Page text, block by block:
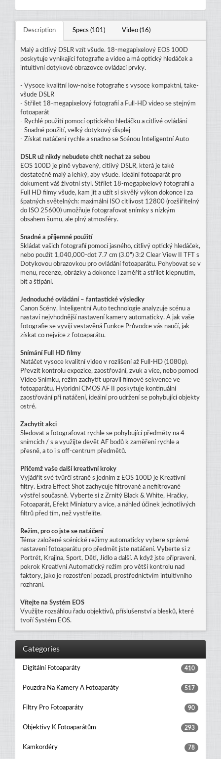
Description Specs (101) Video (16)
Malý a citlivý DSLR vzít všude. 18-megapixelový EOS 100D
poskytuje vynikající fotografie a video a má optický hledáček a
intuitivní dotykové obrazovce ovládací prvky.
- Vysoce kvalitní low-noise fotografie s vysoce kompaktní, take-
všude DSLR
- Střílet 18-megapixelový fotografií a Full-HD video se stejným
fotoaparát
- Rychlé použití pomocí optického hledáčku a citlivé ovládání
- Snadné použití, velký dotykový displej
- Získat natáčení rychle a snadno se Scénou Inteligentní Auto
DSLR už nikdy nebudete chtít nechat za sebou
EOS 100D je plně vybavený, citlivý DSLR, která je také
dostatečně malý a lehký, aby všude. Ideální fotoaparát pro
dokument váš životní styl. Střílet 18-megapixelový fotografií a
Full HD filmy všude, kam jít a užít si skvělý výkon dokonce i za
špatných světelných: maximální ISO citlivost 12800 (rozšiřitelný
do ISO 25600) umožňuje fotografovat snímky s nízkým
obsahem šumu, ale plný atmosféry.
Snadné a příjemné použití
Skládat vašich fotografií pomocí jasného, citlivý optický hledáček,
nebo použít 1,040,000-dot 7.7 cm (3.0") 3:2 Clear View II TFT s
Dotykovou obrazovkou pro ovládání fotoaparátu. Pohybovat se v
menu, recenze, obrázky a dokonce i zaměřit a střílet klepnutím,
bít a štípání.
Jednoduché ovládání – fantastické výsledky
Canon Scény, Inteligentní Auto technologie analyzuje scénu a
nastaví nejvhodnější nastavení kamery automaticky. A jak vaše
fotografie se vyvíjí vestavěná Funkce Průvodce vás naučí, jak
získat co nejvíce z fotoaparátu.
Snímání Full HD filmy
Natáčet vysoce kvalitní video v rozlišení až Full-HD (1080p).
Převzít kontrolu expozice, zaostřování, zvuk a více, nebo pomocí
Video Snímku, režim zachytit upravil filmové sekvence ve
fotoaparátu. Hybridní CMOS AF II poskytuje kontinuální
zaostřování při natáčení, ideální pro udržení se pohybující objekty
ostré.
Zachytit akci
Sledovat a fotografovat rychle se pohybující předměty na 4
snímcích / s a využijte devět AF bodů k zaměření rychle a
přesně, a to i s off-centrum předmětů.
Přičemž vaše další kreativní kroky
Vyjádřit své tvůrčí straně s jedním z EOS 100D je Kreativní
filtry. Extra Effect Shot zachycuje filtrované a nefiltrované
výstřel současně. Vyberte si z Zrnitý Black & White, Hračky,
Fotoaparát, Efekt Miniatury a více, a náhled účinek jednotlivých
filtrů před tím, než vystřelíte.
Režim, pro co jste se natáčení
Téma-založené scénické režimy automaticky vybere správné
nastavení fotoaparátu pro předmět jste natáčení. Vyberte si z
Portrét, Krajina, Sport, Děti, Jídlo a další. A když jste připraveni,
pokrok Kreativní Automatický režim pro větší kontrolu nad
faktory, jako je rozostření pozadí, prostřednictvím intuitivního
rozhraní.
Vítejte na Systém EOS
Využijte rozsáhlou řadu objektivů, příslušenství a blesků, které
tvoří Systém EOS.
Categories
Digitální Fotoaparáty 410
Pouzdra Na Kamery A Fotoaparáty 517
Filtry Pro Fotoaparáty 90
Objektivy K Fotoaparátům 293
Kamkordéry 78